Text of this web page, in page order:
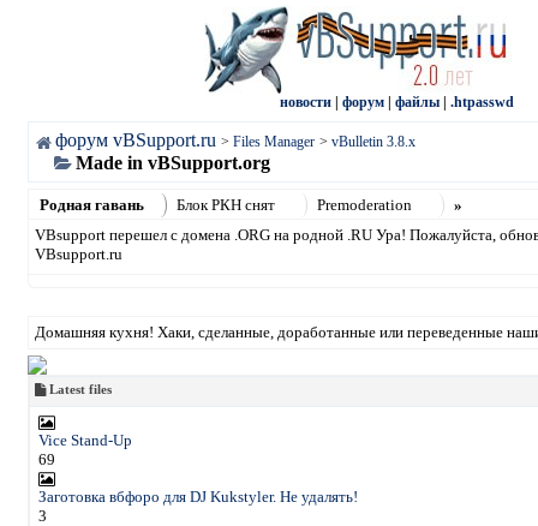
новости форум файлы .htpasswd
форум vBSupport.ru > Files Manager > vBulletin 3.8.x
Made in vBSupport.org
Родная гавань Блок РКН снят Premoderation
»
VBsupport перешел с домена .ORG на родной .RU Ура! Пожалуйста,
VBsupport.ru
Домашняя кухня! Хаки, сделанные, доработанные или переведенные
Latest files
Vice Stand-Up
69
Заготовка вбфоро для DJ Kukstyler. Не удалять!
3